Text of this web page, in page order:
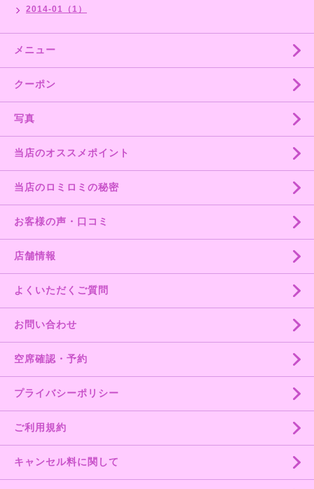
2014-01（1）
メニュー
クーポン
写真
当店のオススメポイント
当店のロミロミの秘密
お客様の声・口コミ
店舗情報
よくいただくご質問
お問い合わせ
空席確認・予約
プライバシーポリシー
ご利用規約
キャンセル料に関して